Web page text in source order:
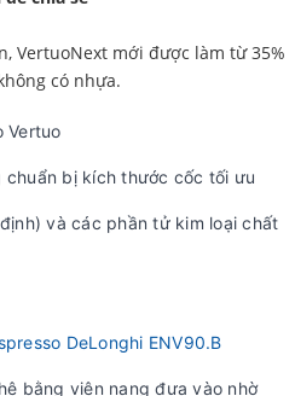
VertuoNext mới được làm từ 35%
có nhựa.
Vertuo
bị kích thước cốc tối ưu
và các phần tử kim loại chất
DeLonghi ENV90.B
bằng viên nang đưa vào nhờ